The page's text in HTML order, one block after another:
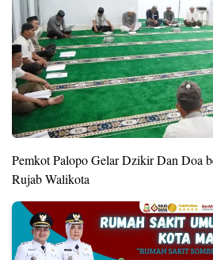
Pemkot Palopo Gelar Dzikir Dan Doa
Rujab Walikota